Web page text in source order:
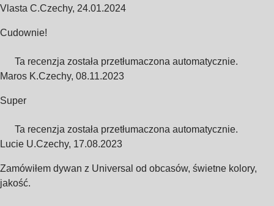
Vlasta C.Czechy, 24.01.2024
Cudownie!
Ta recenzja została przetłumaczona automatycznie.
Maros K.Czechy, 08.11.2023
Super
Ta recenzja została przetłumaczona automatycznie.
Lucie U.Czechy, 17.08.2023
Zamówiłem dywan z Universal od obcasów, świetne kolory,
jakość.